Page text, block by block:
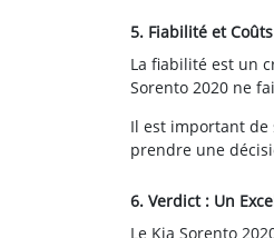
5. Fiabilité et
La fiabilité est un
Sorento 2020 ne
Il est important de
prendre une
6. Verdict : Un
Le Kia Sorento